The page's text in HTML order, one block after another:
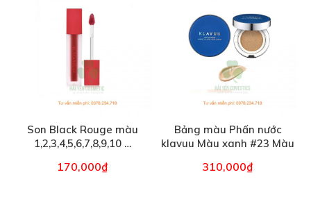
Son Black Rouge màu
1,2,3,4,5,6,7,8,9,10 …
Bảng màu Phấn nước
klavuu Màu xanh #23 Màu
xám #21 mẫu mới 2022